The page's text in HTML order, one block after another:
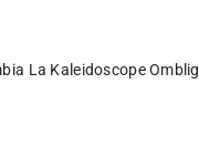
La Kaleidoscope